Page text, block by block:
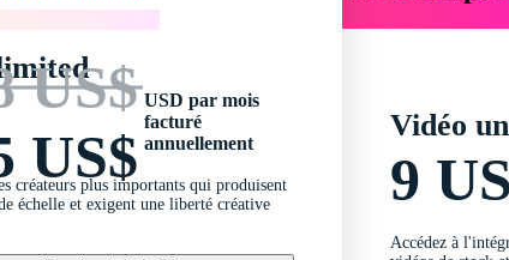
US$
US$
USD par mois
facturé
annuellement
créateurs plus importants qui produisent
échelle et exigent une liberté créative
Vidéo
9
Accédez à